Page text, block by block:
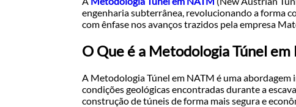
engenharia subterrânea, revolucionando a forma
com ênfase nos avanços trazidos pela empresa
O Que é a Metodologia Túnel em
A Metodologia Túnel em NATM é uma
condições geológicas encontradas durante a
construção de túneis de forma mais segura e